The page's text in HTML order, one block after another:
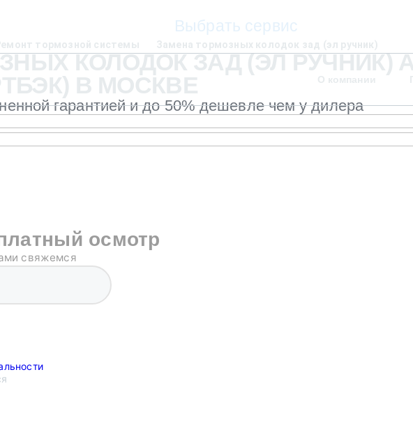
Выбрать сервис
О компании
тормозной системы Замена тормозных колодок зад (эл ручник)
КОЛОДОК ЗАД (ЭЛ РУЧНИК)
В МОСКВЕ
гарантией и до 50% дешевле чем у дилера
осмотр
свяжемся